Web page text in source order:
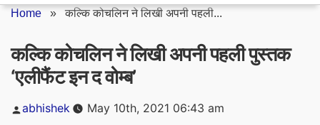
Home »कल्कि कोचलिन ने लिखी अपनी पहली...
कल्कि कोचलिन ने लिखी अपनी पहली पुस्तक
‘एलीफैंट इन द वोम्ब’
Posted
by
abhishek May 10th, 2021 06:43 am